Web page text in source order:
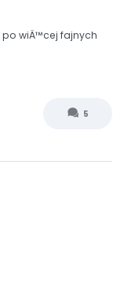
po wiÄ™cej fajnych
5